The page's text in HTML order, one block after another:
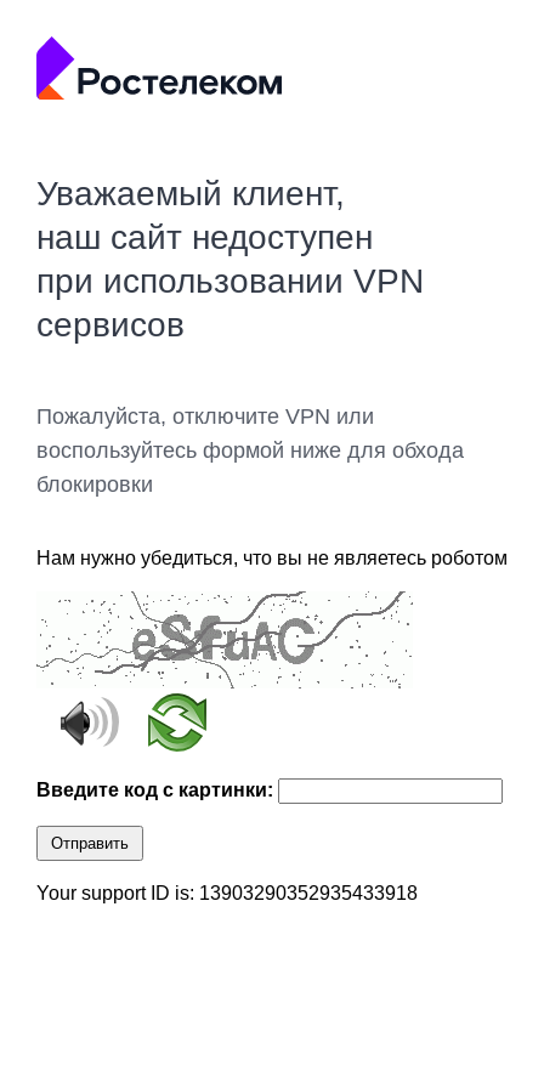
Уважаемый клиент,
наш сайт недоступен
при использовании VPN
сервисов
Пожалуйста, отключите VPN или
воспользуйтесь формой ниже для обхода
блокировки
Нам нужно убедиться, что вы не являетесь роботом
Введите код с картинки:
Отправить
Your support ID is: 13903290352935433918